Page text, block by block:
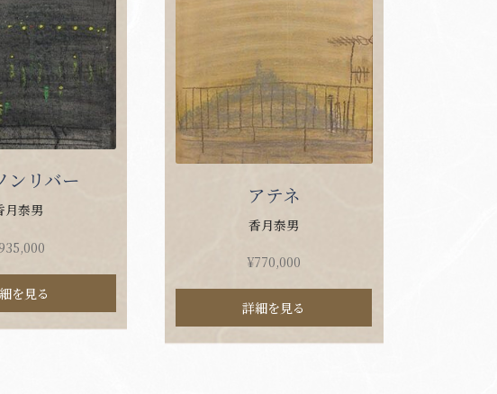
ンリバー
月泰男
を見る
アテネ
香月泰男
¥770,000
詳細を見る